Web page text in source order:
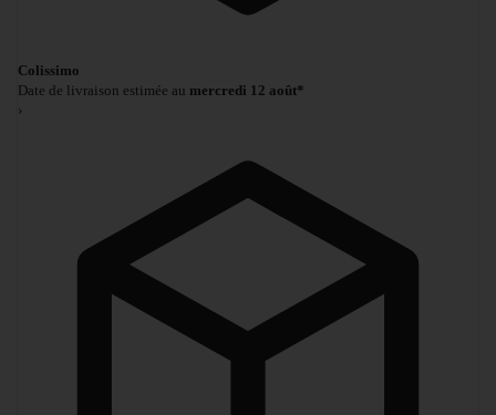
Colissimo
Date de livraison estimée au mercredi 12 août*
›